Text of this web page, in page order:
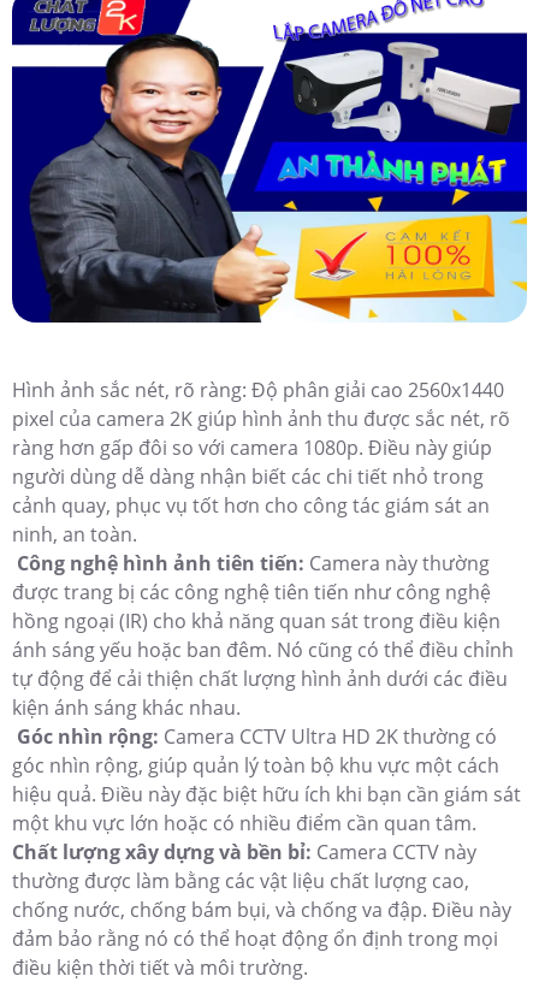
Hình ảnh sắc nét, rõ ràng: Độ phân giải cao 2560x1440
pixel của camera 2K giúp hình ảnh thu được sắc nét, rõ
ràng hơn gấp đôi so với camera 1080p. Điều này giúp
người dùng dễ dàng nhận biết các chi tiết nhỏ trong
cảnh quay, phục vụ tốt hơn cho công tác giám sát an
ninh, an toàn.
Công nghệ hình ảnh tiên tiến: Camera này thường
được trang bị các công nghệ tiên tiến như công nghệ
hồng ngoại (IR) cho khả năng quan sát trong điều kiện
ánh sáng yếu hoặc ban đêm. Nó cũng có thể điều chỉnh
tự động để cải thiện chất lượng hình ảnh dưới các điều
kiện ánh sáng khác nhau.
Góc nhìn rộng: Camera CCTV Ultra HD 2K thường có
góc nhìn rộng, giúp quản lý toàn bộ khu vực một cách
hiệu quả. Điều này đặc biệt hữu ích khi bạn cần giám sát
một khu vực lớn hoặc có nhiều điểm cần quan tâm.
Chất lượng xây dựng và bền bỉ: Camera CCTV này
thường được làm bằng các vật liệu chất lượng cao,
chống nước, chống bám bụi, và chống va đập. Điều này
đảm bảo rằng nó có thể hoạt động ổn định trong mọi
điều kiện thời tiết và môi trường.